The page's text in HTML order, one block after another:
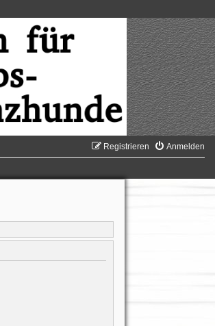
Anmelden
Registrieren